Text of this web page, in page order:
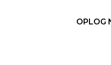
OPLOG